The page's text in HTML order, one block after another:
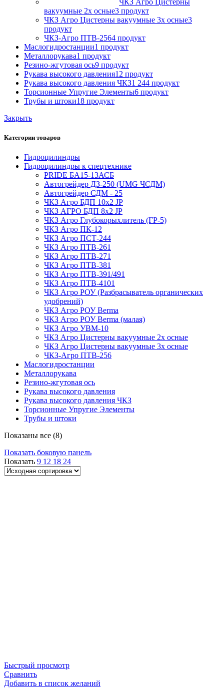
вакуумные 2х осные3 продукт
ЧКЗ Агро Цистерны вакуумные 3х осные3
продукт
ЧКЗ-Агро ПТВ-2564 продукт
Маслогидростанции1 продукт
Металлорукава1 продукт
Резино-жгутовая ось9 продукт
Рукава высокого давления12 продукт
Рукава высокого давления ЧКЗ1 244 продукт
Торсионные Упругие Элементы6 продукт
Трубы и штоки18 продукт
Закрыть
Категории товаров
Гидроцилиндры
Гидроцилиндры к спецтехнике
PRIDE БА15-13АСБ
Автогрейдер ДЗ-250 (UMG ЧСДМ)
Автогрейдер СДМ - 25
ЧКЗ Агро БДП 10х2 JP
ЧКЗ АГРО БДП 8х2 JP
ЧКЗ Агро Глубокорыхлитель (ГР-5)
ЧКЗ Агро ПК-12
ЧКЗ Агро ПСТ-244
ЧКЗ Агро ПТВ-261
ЧКЗ Агро ПТВ-271
ЧКЗ Агро ПТВ-381
ЧКЗ Агро ПТВ-391/491
ЧКЗ Агро ПТВ-4101
ЧКЗ Агро РОУ (Разбрасыватель органических
удобрений)
ЧКЗ Агро РОУ Berma
ЧКЗ Агро РОУ Berma (малая)
ЧКЗ Агро УВМ-10
ЧКЗ Агро Цистерны вакуумные 2х осные
ЧКЗ Агро Цистерны вакуумные 3х осные
ЧКЗ-Агро ПТВ-256
Маслогидростанции
Металлорукава
Резино-жгутовая ось
Рукава высокого давления
Рукава высокого давления ЧКЗ
Торсионные Упругие Элементы
Трубы и штоки
Показаны все (8)
Показать боковую панель
Показать 9 12 18 24
Быстрый просмотр
Сравнить
Добавить в список желаний